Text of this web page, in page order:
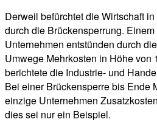
Derweil befürchtet die Wirtschaft
durch die Brückensperrung.
Unternehmen entstünden durch
Umwege Mehrkosten in Höhe von
berichtete die Industrie- und
Bei einer Brückensperre bis Ende
einzige Unternehmen
dies sei nur ein Beispiel.